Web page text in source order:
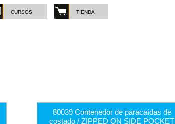
CURSOS TIENDA
80039 Contenedor de paracaídas de
costado / ZIPPED ON SIDE POCKET